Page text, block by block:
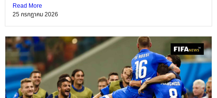
Read More
25 กรกฎาคม 2026